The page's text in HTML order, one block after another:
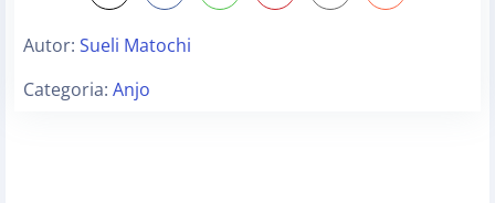
Autor: Sueli Matochi
Categoria: Anjo